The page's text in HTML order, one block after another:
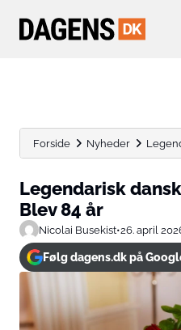
Forside Nyheder
Legendarisk
Blev 84 år
Nicolai Busekist•26. april
Følg dagens.dk på